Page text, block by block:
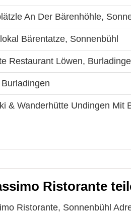
An Der Bärenhöhle,
Bärentatze, Sonnenbühl
Restaurant Löwen,
& Wanderhütte Undingen Mit
Ristorante
Ristorante, Sonnenbühl